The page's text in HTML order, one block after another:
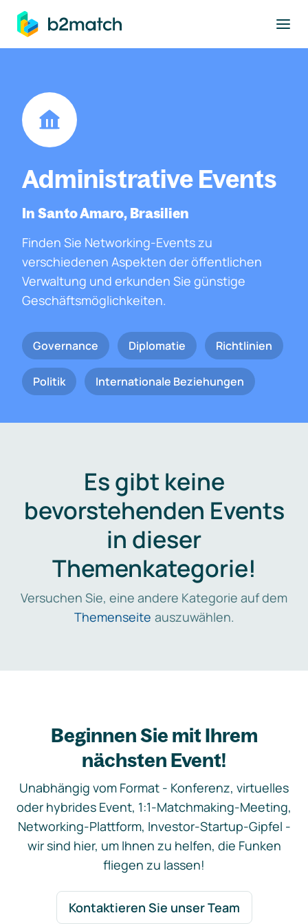
springen
Administrative Events
In Santo Amaro, Brasilien
Finden Sie Networking-Events zu
verschiedenen Aspekten der öffentlichen
Verwaltung und erkunden Sie günstige
Geschäftsmöglichkeiten.
Governance Diplomatie Richtlinien
Politik Internationale Beziehungen
Es gibt keine
bevorstehenden Events
in dieser
Themenkategorie!
Versuchen Sie, eine andere Kategorie auf dem
Themenseite auszuwählen.
Beginnen Sie mit Ihrem
nächsten Event!
Unabhängig vom Format - Konferenz, virtuelles
oder hybrides Event, 1:1-Matchmaking-Meeting,
Networking-Plattform, Investor-Startup-Gipfel -
wir sind hier, um Ihnen zu helfen, die Funken
fliegen zu lassen!
Kontaktieren Sie unser Team